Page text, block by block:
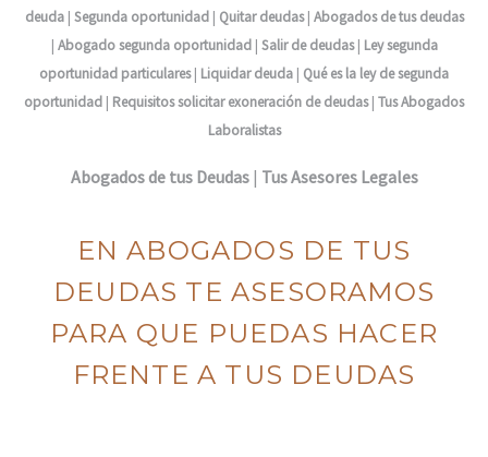
deuda| Segunda oportunidad| Quitar deudas| Abogados de tus deudas
| Abogado segunda oportunidad| Salir de deudas| Ley segunda
oportunidad particulares| Liquidar deuda | Qué es la ley de segunda
oportunidad | Requisitos solicitar exoneración de deudas| Tus Abogados
Laboralistas
Abogados de tus Deudas| Tus Asesores Legales
EN ABOGADOS DE TUS
DEUDAS TE ASESORAMOS
PARA QUE PUEDAS HACER
FRENTE A TUS DEUDAS